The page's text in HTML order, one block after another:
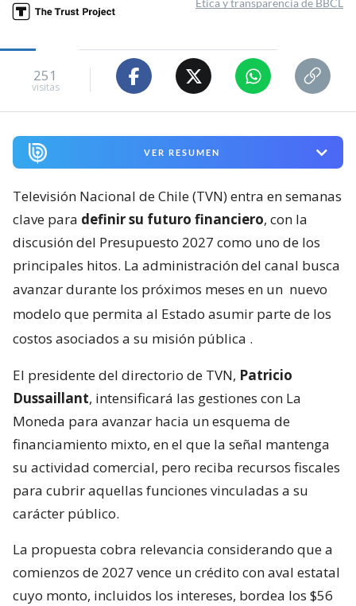
Ética y transparencia de BBCL
251
visitas
VER RESUMEN
Televisión Nacional de Chile (TVN) entra en semanas
clave para definir su futuro financiero, con la
discusión del Presupuesto 2027 como uno de los
principales hitos. La administración del canal busca
avanzar durante los próximos meses en un nuevo
modelo que permita al Estado asumir parte de los
costos asociados a su misión pública .
El presidente del directorio de TVN, Patricio
Dussaillant, intensificará las gestiones con La
Moneda para avanzar hacia un esquema de
financiamiento mixto, en el que la señal mantenga
su actividad comercial, pero reciba recursos fiscales
para cubrir aquellas funciones vinculadas a su
carácter público.
La propuesta cobra relevancia considerando que a
comienzos de 2027 vence un crédito con aval estatal
cuyo monto, incluidos los intereses, bordea los $56